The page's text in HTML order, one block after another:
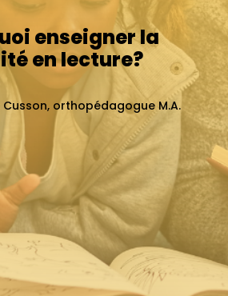
enseigner la
en lecture?
Cusson, orthopédagogue M.A.